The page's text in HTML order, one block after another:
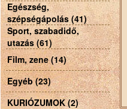
Egészség,
szépségápolás (41)
Sport, szabadidő,
utazás (61)
Film, zene (14)
Egyéb (23)
KURIÓZUMOK (2)